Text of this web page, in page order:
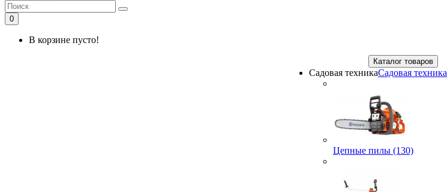
0
В корзине пусто!
Каталог товаров
Садовая техникаСадовая техника
Цепные пилы (130)